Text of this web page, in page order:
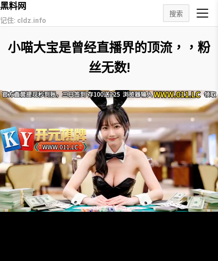
黑料网
记住: cldz.info
搜索
小喵大宝是曾经直播界的顶流，，粉
丝无数!